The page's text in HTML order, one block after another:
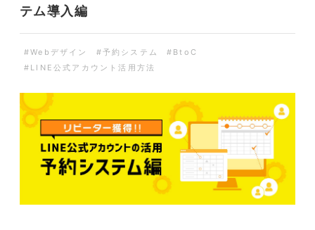
テム導入編
#Webデザイン #予約システム
#BtoC
#LINE公式アカウント活用方法